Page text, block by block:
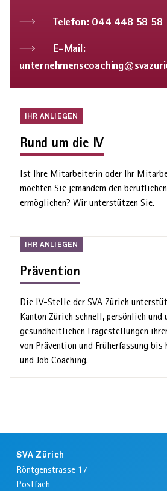
Telefon: 044 448 58 58
E-Mail:
IHR ANLIEGEN
Rund um die IV
Ihr
Ist Ihre Mit­arbeiterin oder Ihr
möchten Sie jemandem den
ermöglichen? Wir unter­stützen Sie.
IHR ANLIEGEN
Prävention
Ihr
Die IV-Stelle der SVA Zürich
Kanton Zürich schnell, persönlich
gesundheit­lichen Frage­stellungen
von Prävention und Früh­erfassung
und Job Coaching.
SVA Zürich
Röntgenstrasse 17
Postfach